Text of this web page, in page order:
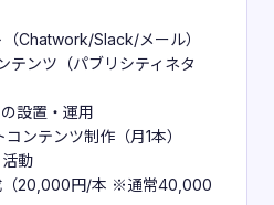
Chatwork/Slack/メール）
テンツ（パブリシティネタ
設置・運用
ンテンツ制作（月1本）
動
（20,000円/本 ※通常40,000